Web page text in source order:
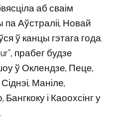
аб сваім
Аўстраліі, Новай
ў канцы гэтага года.
прабег будзе
ў Оклендзе, Пеце,
Маніле,
і Каоохсінг у